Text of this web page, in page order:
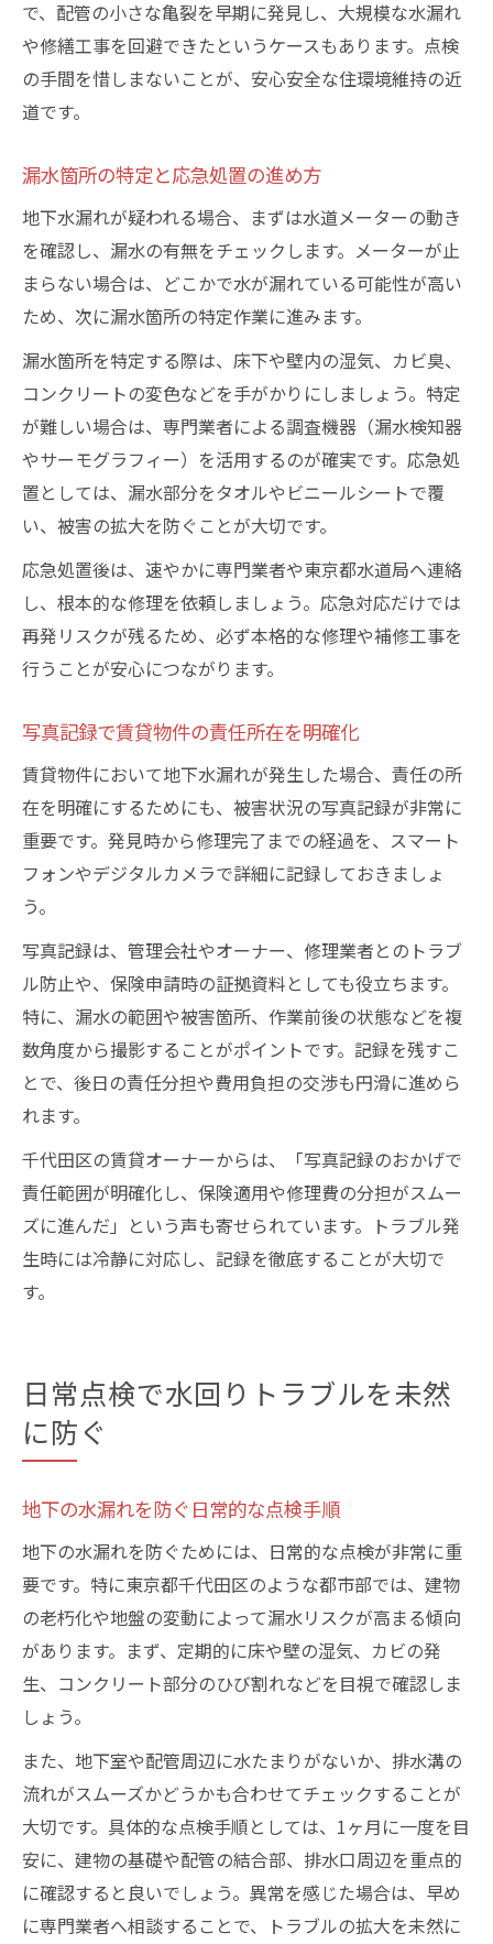
で、配管の小さな亀裂を早期に発見し、大規模な水漏れ
や修繕工事を回避できたというケースもあります。点検
の手間を惜しまないことが、安心安全な住環境維持の近
道です。
漏水箇所の特定と応急処置の進め方
地下水漏れが疑われる場合、まずは水道メーターの動き
を確認し、漏水の有無をチェックします。メーターが止
まらない場合は、どこかで水が漏れている可能性が高い
ため、次に漏水箇所の特定作業に進みます。
漏水箇所を特定する際は、床下や壁内の湿気、カビ臭、
コンクリートの変色などを手がかりにしましょう。特定
が難しい場合は、専門業者による調査機器（漏水検知器
やサーモグラフィー）を活用するのが確実です。応急処
置としては、漏水部分をタオルやビニールシートで覆
い、被害の拡大を防ぐことが大切です。
応急処置後は、速やかに専門業者や東京都水道局へ連絡
し、根本的な修理を依頼しましょう。応急対応だけでは
再発リスクが残るため、必ず本格的な修理や補修工事を
行うことが安心につながります。
写真記録で賃貸物件の責任所在を明確化
賃貸物件において地下水漏れが発生した場合、責任の所
在を明確にするためにも、被害状況の写真記録が非常に
重要です。発見時から修理完了までの経過を、スマート
フォンやデジタルカメラで詳細に記録しておきましょ
う。
写真記録は、管理会社やオーナー、修理業者とのトラブ
ル防止や、保険申請時の証拠資料としても役立ちます。
特に、漏水の範囲や被害箇所、作業前後の状態などを複
数角度から撮影することがポイントです。記録を残すこ
とで、後日の責任分担や費用負担の交渉も円滑に進めら
れます。
千代田区の賃貸オーナーからは、「写真記録のおかげで
責任範囲が明確化し、保険適用や修理費の分担がスムー
ズに進んだ」という声も寄せられています。トラブル発
生時には冷静に対応し、記録を徹底することが大切で
す。
日常点検で水回りトラブルを未然
に防ぐ
地下の水漏れを防ぐ日常的な点検手順
地下の水漏れを防ぐためには、日常的な点検が非常に重
要です。特に東京都千代田区のような都市部では、建物
の老朽化や地盤の変動によって漏水リスクが高まる傾向
があります。まず、定期的に床や壁の湿気、カビの発
生、コンクリート部分のひび割れなどを目視で確認しま
しょう。
また、地下室や配管周辺に水たまりがないか、排水溝の
流れがスムーズかどうかも合わせてチェックすることが
大切です。具体的な点検手順としては、1ヶ月に一度を目
安に、建物の基礎や配管の結合部、排水口周辺を重点的
に確認すると良いでしょう。異常を感じた場合は、早め
に専門業者へ相談することで、トラブルの拡大を未然に